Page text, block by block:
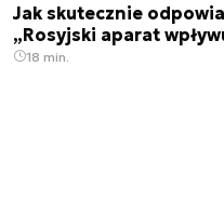
Jak skutecznie
„Rosyjski aparat
18 min.